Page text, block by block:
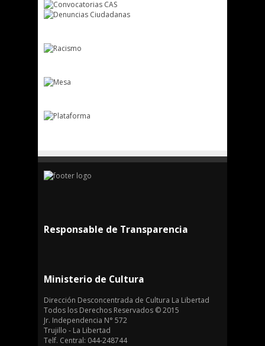
Responsable de Transparencia
Ministerio de Cultura
Dirección Desconcentrada de Cultura La Libertad
Todos los Derechos Reservados © 2015
Jr. Independencia N° 572
Trujillo - La Libertad
Telf. Central: 044-248744